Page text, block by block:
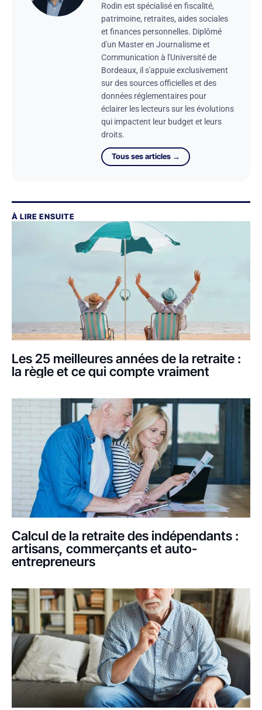
Rodin est spécialisé en fiscalité,
patrimoine, retraites, aides sociales
et finances personnelles. Diplômé
d'un Master en Journalisme et
Communication à l'Université de
Bordeaux, il s'appuie exclusivement
sur des sources officielles et des
données réglementaires pour
éclairer les lecteurs sur les évolutions
qui impactent leur budget et leurs
droits.
Tous ses articles →
À LIRE ENSUITE
Les 25 meilleures années de la retraite :
la règle et ce qui compte vraiment
Calcul de la retraite des indépendants :
artisans, commerçants et auto-
entrepreneurs